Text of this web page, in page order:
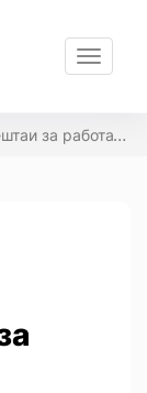
Toggle
на АлоБушавко линијата за деца и млади